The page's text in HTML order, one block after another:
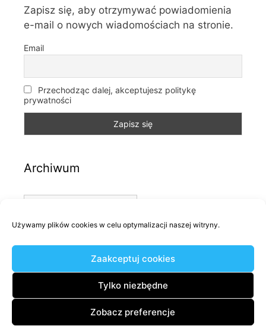
Używamy plików cookies w celu optymalizacji naszej witryny.
Zaakceptuj cookies
Tylko niezbędne
Zobacz preferencje
Zapisz się, aby otrzymywać powiadomienia
e-mail o nowych wiadomościach na stronie.
Email
Przechodząc dalej, akceptujesz politykę
prywatności
Archiwum
Archiwum
Kategorie
Kategorie